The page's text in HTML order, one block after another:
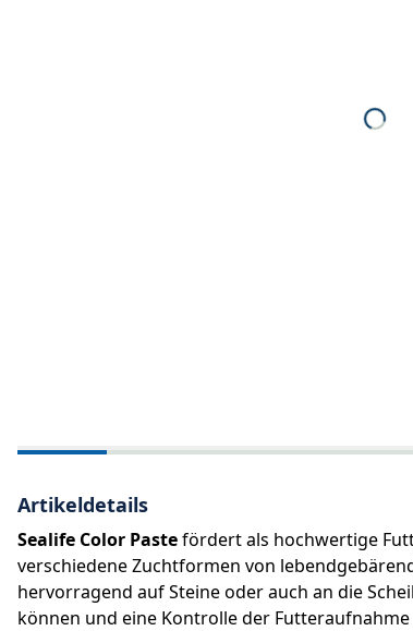
Artikeldetails
Sealife Color Pastefördert als hochwertige
verschiedene Zuchtformen von
hervorragend auf Steine oder auch an die
können und eine Kontrolle der